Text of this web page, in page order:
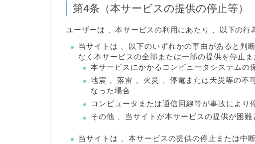
第4条（本サービスの提供の停止等）
ユーザーは 、本サービスの利用にあたり 、以下の行
当サイトは 、以下のいずれかの事由があると判
なく本サービスの全部または一部の提供を停止
本サービスにかかるコンピュータシステムの
地震 、落雷 、火災 、停電または天災等の不
なった場合
コンピュータまたは通信回線等が事故により
その他 、当サイトが本サービスの提供が困難
当サイトは 、本サービスの提供の停止または中